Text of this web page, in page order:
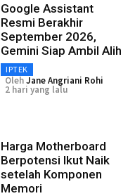
Google Assistant
Resmi Berakhir
September 2026,
Gemini Siap Ambil Alih
IPTEK
OlehJane Angriani Rohi
2 hari yang lalu
Harga Motherboard
Berpotensi Ikut Naik
setelah Komponen
Memori